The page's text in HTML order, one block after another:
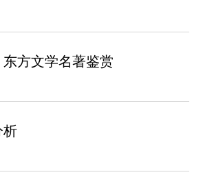
方文学名著鉴赏
析